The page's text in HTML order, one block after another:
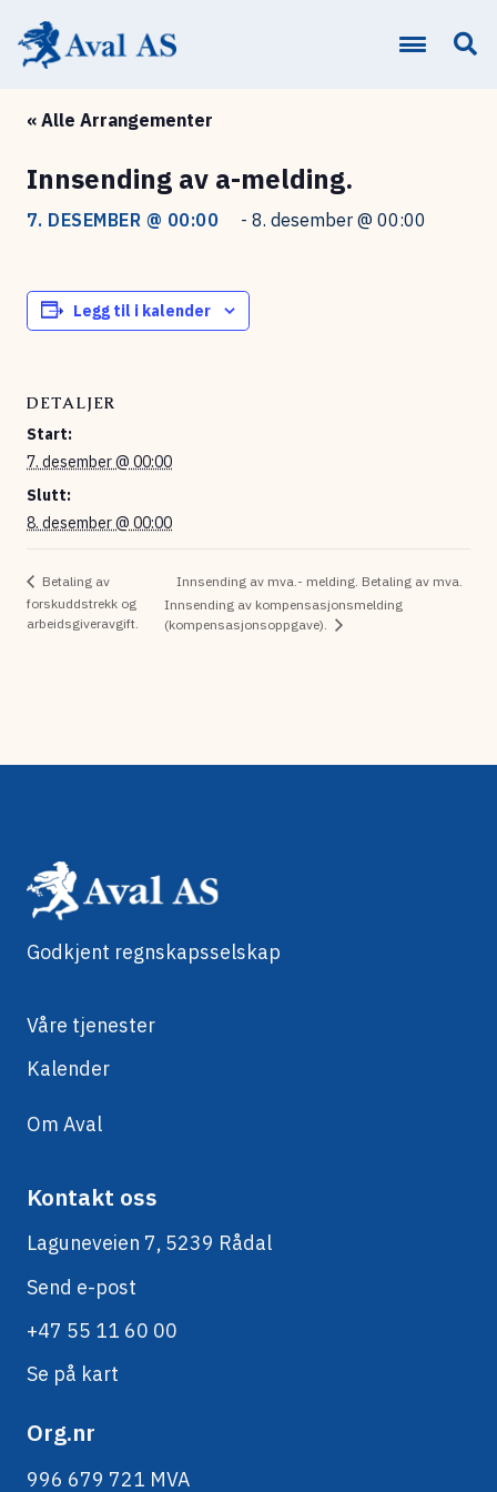
« Alle Arrangementer
Innsending av a-melding.
7. DESEMBER @ 00:00 -8. desember @ 00:00
Legg til i kalender
DETALJER
Start:
7. desember @ 00:00
Slutt:
8. desember @ 00:00
Betaling av
forskuddstrekk og
arbeidsgiveravgift.
Innsending av mva.- melding. Betaling av mva.
Innsending av kompensasjonsmelding
(kompensasjonsoppgave).
Godkjent regnskapsselskap
Våre tjenester
Kalender
Om Aval
Kontakt oss
Laguneveien 7, 5239 Rådal
Send e-post
+47 55 11 60 00
Se på kart
Org.nr
996 679 721 MVA